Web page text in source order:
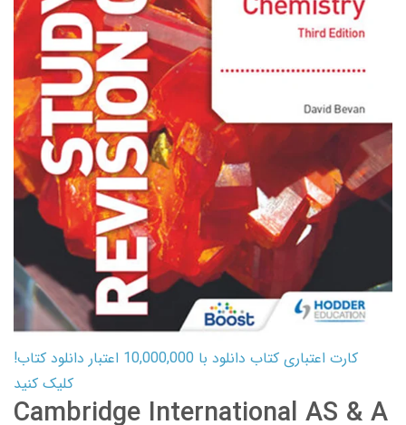
کارت اعتباری کتاب دانلود با 10,000,000 اعتبار دانلود کتاب!
کلیک کنید
Cambridge International AS & A